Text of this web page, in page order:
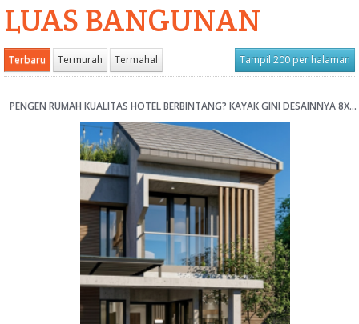
LUAS BANGUNAN
Terbaru Termurah Termahal Tampil 200 per halaman
PENGEN RUMAH KUALITAS HOTEL BERBINTANG? KAYAK GINI DESAINNYA 8X15M [KODE 072C]